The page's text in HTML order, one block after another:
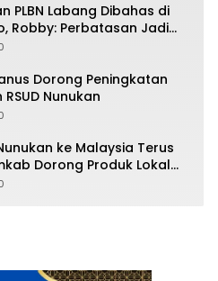
PLBN Labang Dibahas di
Robby: Perbatasan Jadi
Dorong Peningkatan
Nunukan
ke Malaysia Terus
Dorong Produk Lokal